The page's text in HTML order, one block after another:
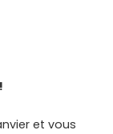
et vous